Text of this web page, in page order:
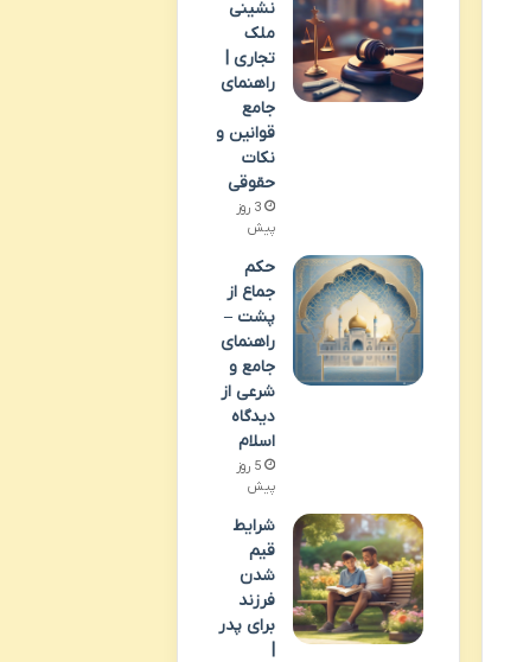
نشینی
ملک
تجاری |
راهنمای
جامع
قوانین و
نکات
حقوقی
3 روز
پیش
حکم
جماع از
پشت –
راهنمای
جامع و
شرعی از
دیدگاه
اسلام
5 روز
پیش
شرایط
قیم
شدن
فرزند
برای پدر